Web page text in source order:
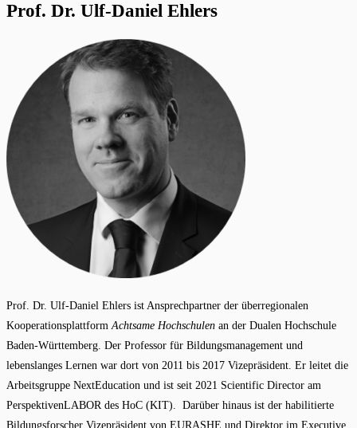
Prof. Dr. Ulf-Daniel Ehlers
Prof. Dr. Ulf-Daniel Ehlers ist Ansprechpartner der überregionalen
KooperationsplattformAchtsame Hochschulen an der Dualen Hochschule
Baden-Württemberg. Der Professor für Bildungsmanagement und
lebenslanges Lernen war dort von 2011 bis 2017 Vizepräsident. Er leitet die
Arbeitsgruppe NextEducation und ist seit 2021 Scientific Director am
PerspektivenLABOR des HoC (KIT). Darüber hinaus ist der habilitierte
Bildungsforscher Vizepräsident von EURASHE und Direktor im Executive